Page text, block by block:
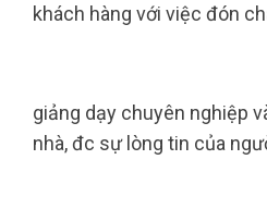
khách hàng với việc đón
giảng dạy chuyên nghiệp
nhà, đc sự lòng tin của